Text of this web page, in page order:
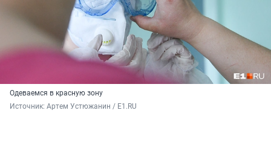
Одеваемся в красную зону
Источник: Артем Устюжанин / E1.RU